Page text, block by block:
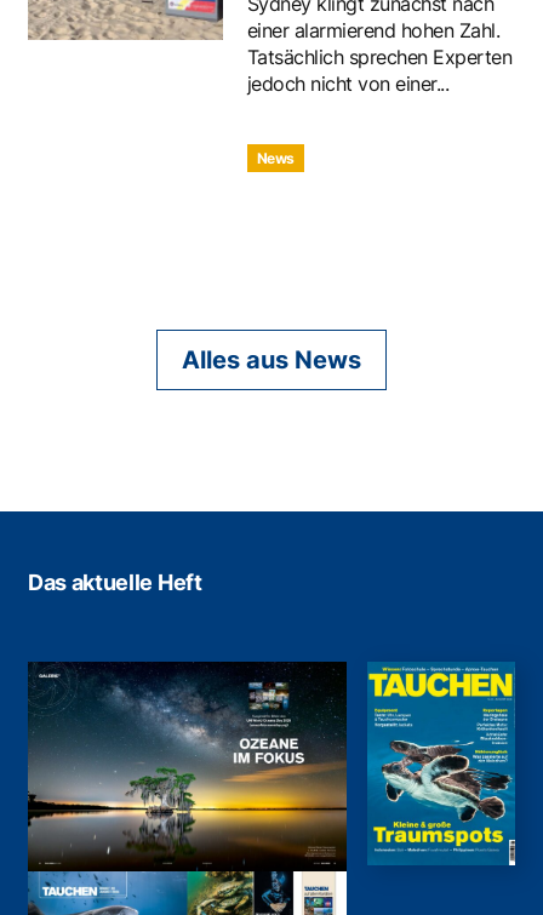
einer alarmierend hohen Zahl.
Tatsächlich sprechen Experten
jedoch nicht von einer...
News
Alles aus News
Das aktuelle Heft